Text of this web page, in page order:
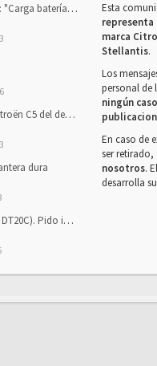
o alimentación eléctri...
Presentación y seguimiento
dura
info sobre su sustitución
Esta
representa
marca
Stellantis.
Los
personal de
ningún
En caso de
ser retirado,
nosotros.
desarrolla